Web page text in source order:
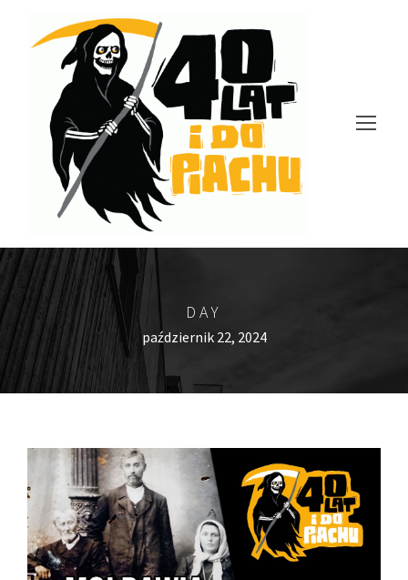
DAY
październik 22, 2024